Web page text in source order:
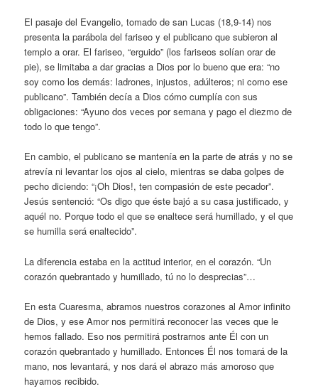
El pasaje del Evangelio, tomado de san Lucas (18,9-14) nos
presenta la parábola del fariseo y el publicano que subieron al
templo a orar. El fariseo, “erguido” (los fariseos solían orar de
pie), se limitaba a dar gracias a Dios por lo bueno que era: “no
soy como los demás: ladrones, injustos, adúlteros; ni como ese
publicano”. También decía a Dios cómo cumplía con sus
obligaciones: “Ayuno dos veces por semana y pago el diezmo de
todo lo que tengo”.
En cambio, el publicano se mantenía en la parte de atrás y no se
atrevía ni levantar los ojos al cielo, mientras se daba golpes de
pecho diciendo: “¡Oh Dios!, ten compasión de este pecador”.
Jesús sentenció: “Os digo que éste bajó a su casa justificado, y
aquél no. Porque todo el que se enaltece será humillado, y el que
se humilla será enaltecido”.
La diferencia estaba en la actitud interior, en el corazón. “Un
corazón quebrantado y humillado, tú no lo desprecias”…
En esta Cuaresma, abramos nuestros corazones al Amor infinito
de Dios, y ese Amor nos permitirá reconocer las veces que le
hemos fallado. Eso nos permitirá postrarnos ante Él con un
corazón quebrantado y humillado. Entonces Él nos tomará de la
mano, nos levantará, y nos dará el abrazo más amoroso que
hayamos recibido.